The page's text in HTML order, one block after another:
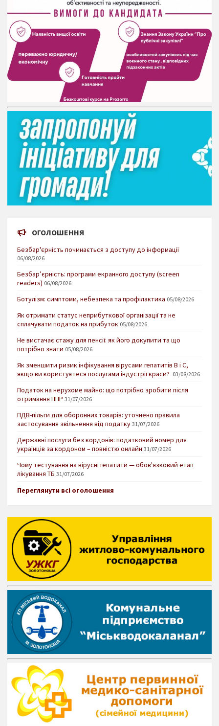
ОГОЛОШЕННЯ
Безбар'єрність починається з доступу до інформації
06/08/2026
Безбар’єрність: програми екранного доступу (screen
readers) 06/08/2026
Ботулізм: симптоми, небезпека та профілактика 05/08/2026
Як отримати статус неприбуткової організації та не
сплачувати податок на прибуток 05/08/2026
Не вистачає стажу для пенсії: як його докупити та що
потрібно знати 05/08/2026
Як зменшити ризик інфікування вірусами гепатитів В і С,
якщо ви користуєтеся послугами індустрії краси? 03/08/2026
Податок на нерухоме майно: що потрібно зробити після
отримання ППР 31/07/2026
ПДВ-пільги для оборонних товарів: уточнено правила
застосування звільнення від податку 31/07/2026
Державні послуги без кордонів: податковий номер для
українців за кордоном – повністю онлайн 31/07/2026
Чому тестування на вірусні гепатити — обов'язковий етап
лікування ТБ 31/07/2026
Переглянути всі оголошення